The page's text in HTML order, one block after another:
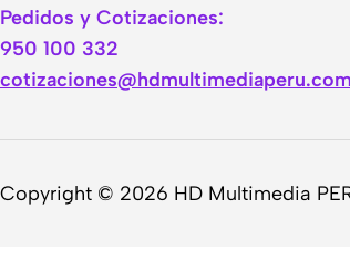
Pedidos y Cotizaciones:
950 100 332
cotizaciones@hdmultimediaperu.com
Copyright © 2026 HD Multimedia